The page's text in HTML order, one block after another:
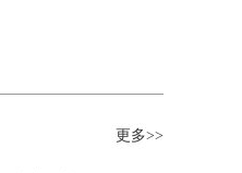
更多>>